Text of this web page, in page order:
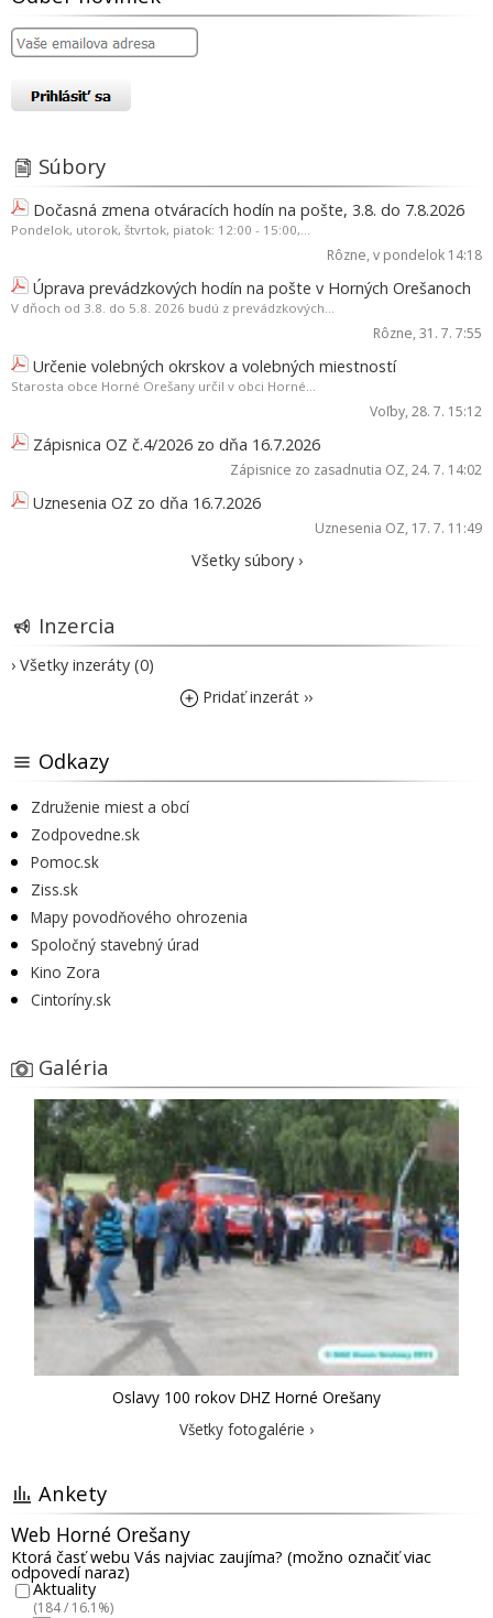
Súbory
Dočasná zmena otváracích hodín na pošte, 3.8. do 7.8.2026
Pondelok, utorok, štvrtok, piatok: 12:00 - 15:00,...
Rôzne, v pondelok 14:18
Úprava prevádzkových hodín na pošte v Horných Orešanoch
V dňoch od 3.8. do 5.8. 2026 budú z prevádzkových...
Rôzne, 31. 7. 7:55
Určenie volebných okrskov a volebných miestností
Starosta obce Horné Orešany určil v obci Horné...
Voľby, 28. 7. 15:12
Zápisnica OZ č.4/2026 zo dňa 16.7.2026
Zápisnice zo zasadnutia OZ, 24. 7. 14:02
Uznesenia OZ zo dňa 16.7.2026
Uznesenia OZ, 17. 7. 11:49
Všetky súbory ›
Inzercia
› Všetky inzeráty (0)
Pridať inzerát ››
Odkazy
Združenie miest a obcí
Zodpovedne.sk
Pomoc.sk
Ziss.sk
Mapy povodňového ohrozenia
Spoločný stavebný úrad
Kino Zora
Cintoríny.sk
Galéria
Oslavy 100 rokov DHZ Horné Orešany
Všetky fotogalérie ›
Ankety
Web Horné Orešany
Ktorá časť webu Vás najviac zaujíma? (možno označiť viac
odpovedí naraz)
Aktuality
(184 / 16.1%)